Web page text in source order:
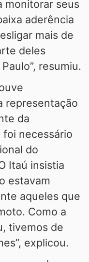
monitorar seus
aderência
mais de
deles
resumiu.
representação
da
necessário
do
Itaú insistia
estavam
aqueles que
Como a
tivemos de
explicou.